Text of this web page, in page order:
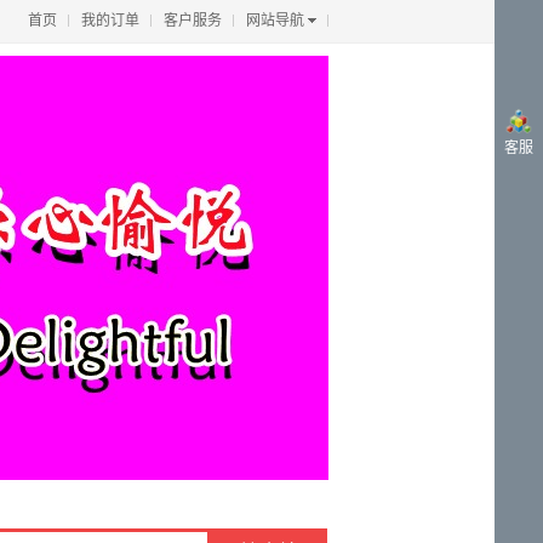
首页 我的订单 客户服务 网站导航
客服